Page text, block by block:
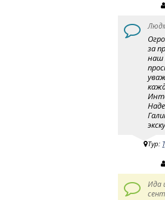
за
наш
Тур:
Ида